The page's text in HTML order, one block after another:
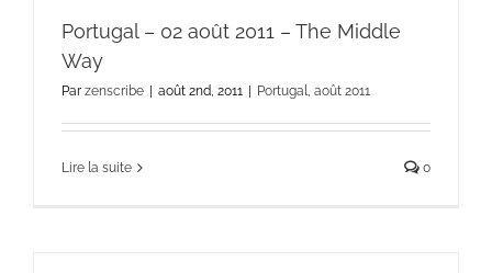
Portugal – 02 août 2011 – The Middle
Way
Par zenscribe | août 2nd, 2011 | Portugal, août 2011
Lire la suite 0